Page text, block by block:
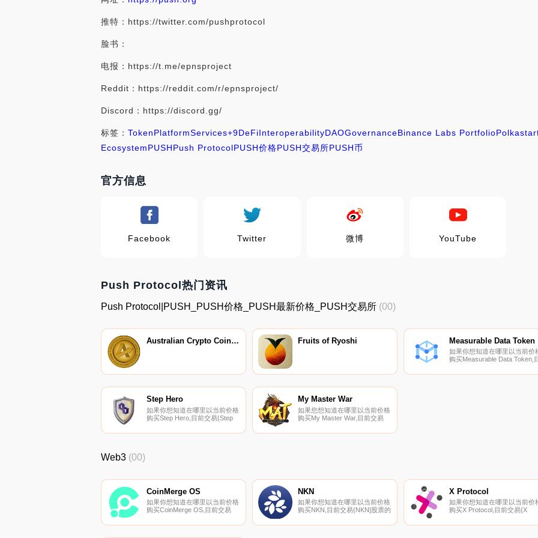
推特：https://twitter.com/pushprotocol
脸书：
电报：https://t.me/epnsproject
Reddit：https://reddit.com/r/epnsproject/
Discord：https://discord.gg/
标签： TokenPlatformServices+9DeFiInteroperabilityDAOGovernanceBinance Labs Portfolio
EcosystemPUSHPush ProtocolPUSH价格PUSH交易所PUSH币
官方信息
Facebook Twitter 微博 YouTube
Push Protocol热门资讯
Push Protocol|PUSH_PUSH价格_PUSH最新价格_PUSH交易所 (00)
Australian Crypto Coin Green Fruits of Ryoshi Measurable Data Token
如果你想知道在哪里以当前价
购买Measurable Data Token,
Token]股票的顶级加密货币交
Step Hero
如果你想知道在哪里以当前价格
购买Step Hero,目前交易{Step
所是MEXC和HotHEROt。您可
My Master War
如果您想知道在哪里以当前价格
购买My Master War,目前交易
货币交易所是Gate.io。您可以
Web3 (00)
CoinMerge OS
如果你想知道在哪里以当前价格
购买CoinMerge OS,目前交易
密货币交易所是Uniswap（V3）
NKN
如果你想知道在哪里以当前价格
购买NKN,目前交易{NKN]股票的
Binance、Bitrue、ByNKNt、
X Protocol
如果你想知道在哪里以当前价
购买X Protocol,目前交易{X
易所是Gate.io、MEXC和